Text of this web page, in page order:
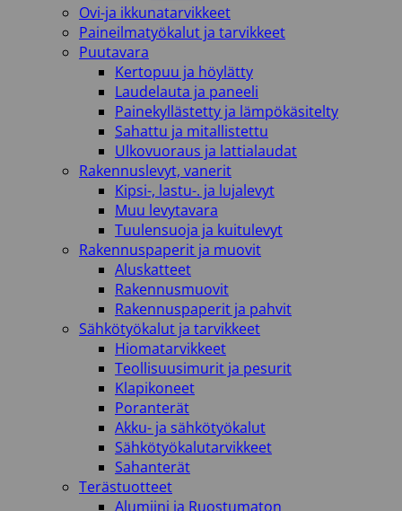
Ovi-ja ikkunatarvikkeet
Paineilmatyökalut ja tarvikkeet
Puutavara
Kertopuu ja höylätty
Laudelauta ja paneeli
Painekyllästetty ja lämpökäsitelty
Sahattu ja mitallistettu
Ulkovuoraus ja lattialaudat
Rakennuslevyt, vanerit
Kipsi-, lastu-. ja lujalevyt
Muu levytavara
Tuulensuoja ja kuitulevyt
Rakennuspaperit ja muovit
Aluskatteet
Rakennusmuovit
Rakennuspaperit ja pahvit
Sähkötyökalut ja tarvikkeet
Hiomatarvikkeet
Teollisuusimurit ja pesurit
Klapikoneet
Poranterät
Akku- ja sähkötyökalut
Sähkötyökalutarvikkeet
Sahanterät
Terästuotteet
Alumiini ja Ruostumaton